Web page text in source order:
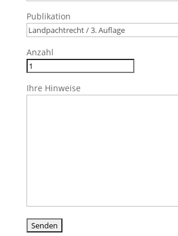
Publikation
Anzahl
Ihre Hinweise